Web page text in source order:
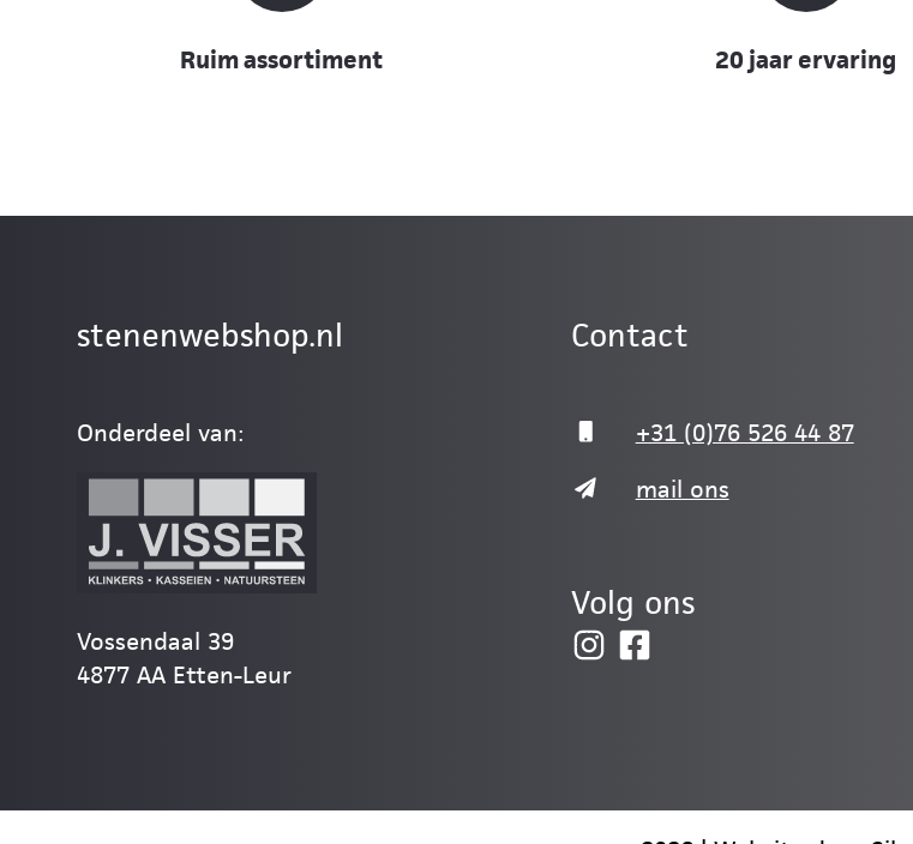
Ruim assortiment 20 jaar ervaring
stenenwebshop.nl
Onderdeel van:
Vossendaal 39
4877 AA Etten-Leur
Contact
+31 (0)76 526 44 87
mail ons
Volg ons